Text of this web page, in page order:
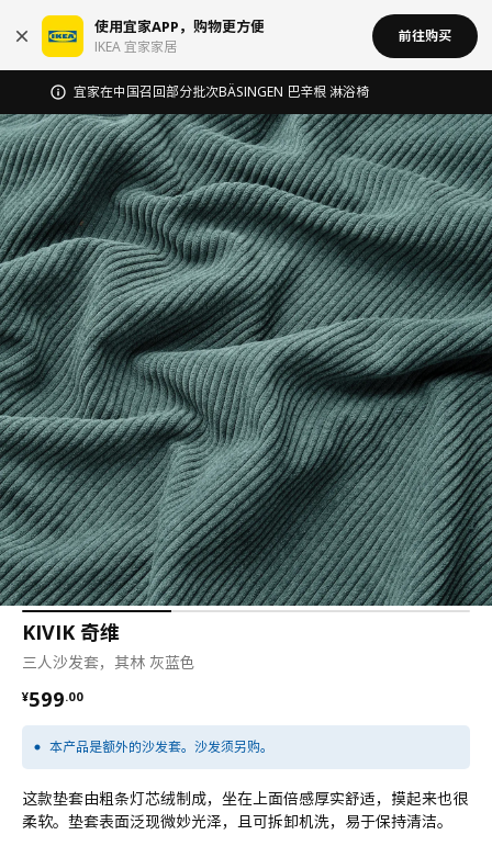
使用宜家APP，购物更方便
IKEA 宜家家居
前往购买
宜家在中国召回部分批次BÄSINGEN 巴辛根 淋浴椅
KIVIK 奇维
三人沙发套，其林 灰蓝色
¥599.00
¥ 599.00
本产品是额外的沙发套。沙发须另购。
这款垫套由粗条灯芯绒制成，坐在上面倍感厚实舒适，摸起来也很
柔软。垫套表面泛现微妙光泽，且可拆卸机洗，易于保持清洁。